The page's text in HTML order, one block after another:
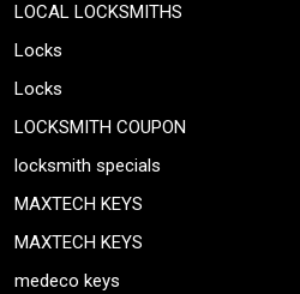
LOCAL LOCKSMITHS
Locks
Locks
LOCKSMITH COUPON
locksmith specials
MAXTECH KEYS
MAXTECH KEYS
medeco keys